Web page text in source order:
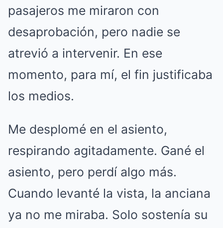
pasajeros me miraron con
desaprobación, pero nadie se
atrevió a intervenir. En ese
momento, para mí, el fin justificaba
los medios.
Me desplomé en el asiento,
respirando agitadamente. Gané el
asiento, pero perdí algo más.
Cuando levanté la vista, la anciana
ya no me miraba. Solo sostenía su